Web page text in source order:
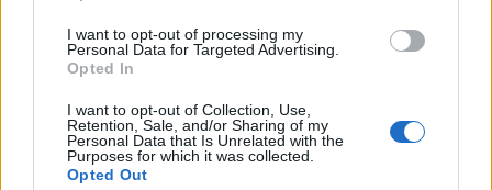
I want to opt-out of processing my
Personal Data for Targeted Advertising.
Opted In
I want to opt-out of Collection, Use,
Retention, Sale, and/or Sharing of my
Personal Data that Is Unrelated with the
Purposes for which it was collected.
Opted Out
Πιο δημοφιλή
Ηφαίστειο Σαντορίνης: Ένας 15χρονος που
δεν πρόλαβε να ξεφύγει από το τσουνάμι
μπορεί να αλλάξει τη χρονολογία της
προϊστορικής έκρηξης